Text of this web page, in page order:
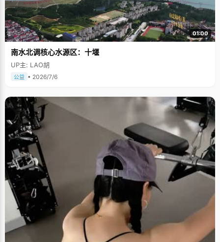
01:00
南水北调核心水源区：十堰
UP主: LAO胡
公益 • 2026/7/6